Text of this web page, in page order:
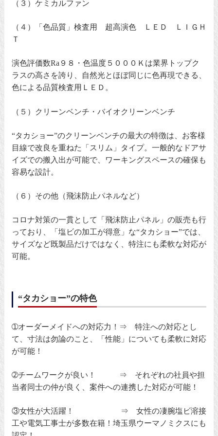
（３）ケミカルファン
（４）「色品質」検査用 超高演色 ＬＥＤ ＬＩＧＨ
Ｔ
演色評価数Ra９８・色温度５０００Ｋは業界トップク
ラスの高さを誇り、自然光とほぼ同じに色再現できる、
色による品質検査用ＬＥＤ。
（５）クリーンベンチ・バイオクリーンベンチ
“タカショー”のクリーンベンチの最大の特徴は、お客様
目線で改良を重ねた「スリム」タイプ。一般的なドアサ
イズでの搬入出が可能で、ワーキングスペースの確保も
容易な設計。
（６）その他（飛沫防止パネルなど）
コロナ対策の一貫として「飛沫防止パネル」の販売も行
っており、「塩ビの加工が得意」な“タカショー”では、
サイズなど既製品だけではなく、特注にも柔軟な対応が
可能。
“タカショー”の特色
➀オーダーメイドへの対応力！⇒ 特注への対応とし
て、寸法は勿論のこと、「性能」についても柔軟に対応
が可能！
➁チームワークが良い！ ⇒ それぞれの社員や担
当者同士の仲が良く、案件への連携した対応が可能！
③女性が大活躍！ ⇒ 女性の凄腕塩ビ溶接
工や電気工事士が多数在籍！埼玉県ウーマノミクスにも